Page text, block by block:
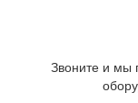
Звоните и мы